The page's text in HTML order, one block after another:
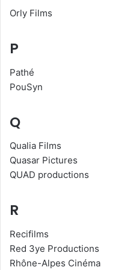
Orly Films
P
Pathé
PouSyn
Q
Qualia Films
Quasar Pictures
QUAD productions
R
Recifilms
Red 3ye Productions
Rhône-Alpes Cinéma